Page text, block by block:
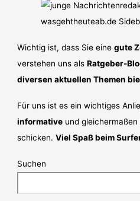
Wichtig ist, dass Sie einegute
verstehen uns alsRatgeber-
diversen aktuellen Themen
Für uns ist es ein wichtiges
informative und gleichermaßen
schicken.Viel Spaß beim
Suchen